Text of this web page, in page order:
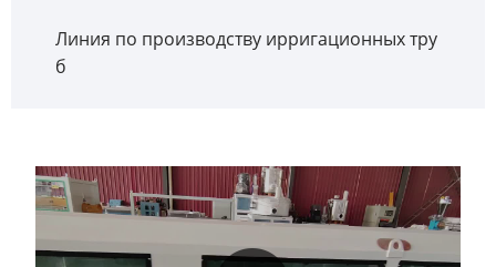
Линия по производству ирригационных тру
б